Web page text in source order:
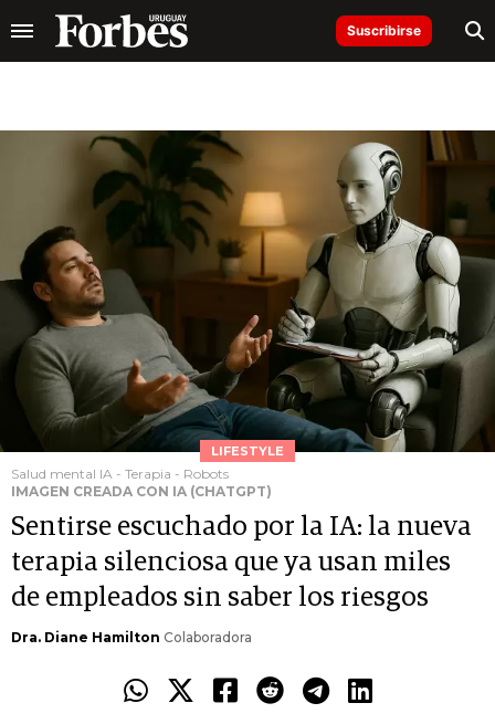
Suscribirse
LIFESTYLE
Salud mental IA - Terapia - Robots
IMAGEN CREADA CON IA (CHATGPT)
Sentirse escuchado por la IA: la nueva
terapia silenciosa que ya usan miles
de empleados sin saber los riesgos
Dra. Diane Hamilton Colaboradora